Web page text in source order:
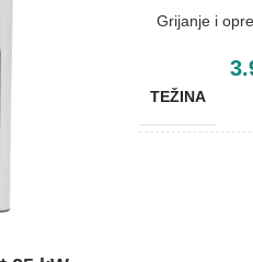
Grijanje i
TEŽINA